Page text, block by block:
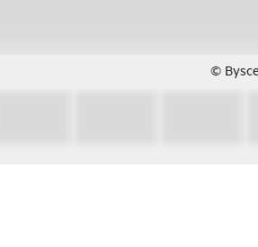
©